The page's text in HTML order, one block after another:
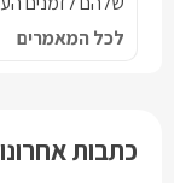
לכל המאמרים
כתבות